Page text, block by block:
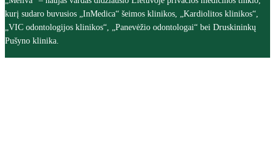
kurį sudaro buvusios „InMedica“ šeimos klinikos, „Kardiolitos klinikos“,
„VIC odontologijos klinikos“, „Panevėžio odontologai“ bei Druskininkų
Pušyno klinika.